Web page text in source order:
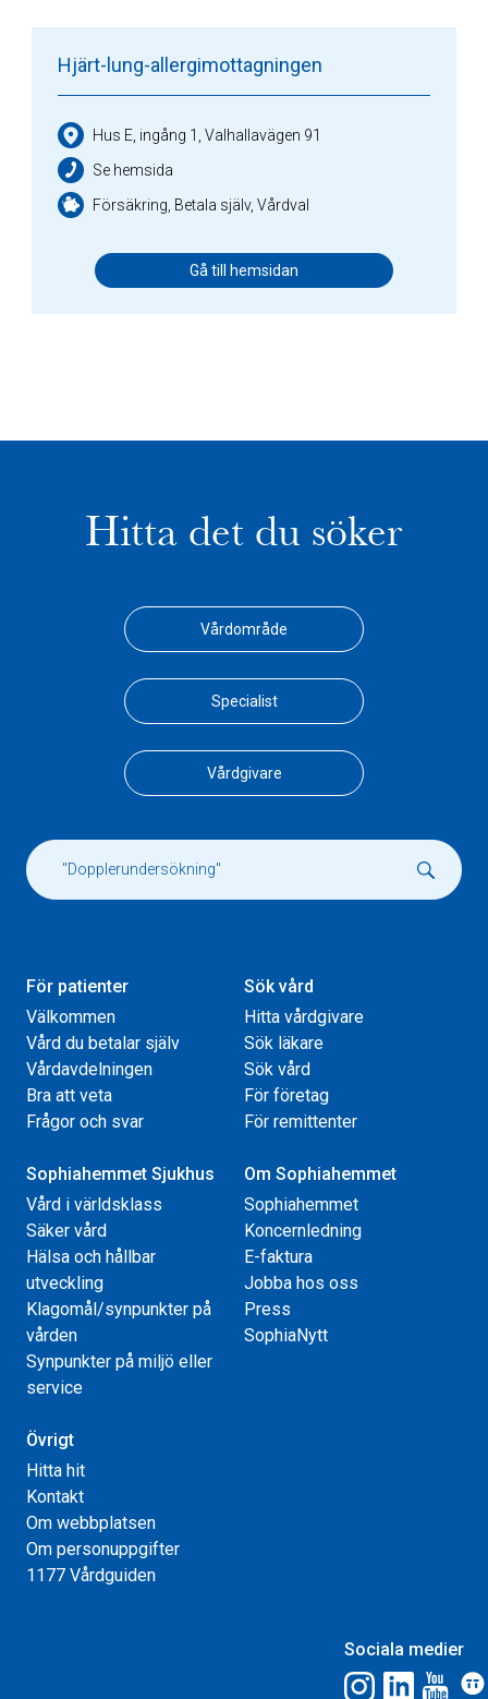
Hjärt-lung-allergimottagningen
Hus E, ingång 1, Valhallavägen 91
Se hemsida
Försäkring, Betala själv, Vårdval
Gå till hemsidan
Hitta det du söker
Vårdområde
Specialist
Vårdgivare
För patienter
Välkommen
Vård du betalar själv
Vårdavdelningen
Bra att veta
Frågor och svar
Sök vård
Hitta vårdgivare
Sök läkare
Sök vård
För företag
För remittenter
Sophiahemmet Sjukhus
Vård i världsklass
Säker vård
Hälsa och hållbar
utveckling
Klagomål/synpunkter på
vården
Synpunkter på miljö eller
service
Om Sophiahemmet
Sophiahemmet
Koncernledning
E-faktura
Jobba hos oss
Press
SophiaNytt
Övrigt
Hitta hit
Kontakt
Om webbplatsen
Om personuppgifter
1177 Vårdguiden
Sociala medier